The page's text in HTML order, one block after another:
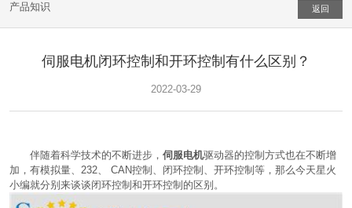
产品知识 返回
伺服电机闭环控制和开环控制有什么区别？
2022-03-29
伴随着科学技术的不断进步， 伺服电机驱动器的控制方式也在不断增
加，有模拟量、232、 CAN控制、闭环控制、开环控制等，那么今天星火
小编就分别来谈谈闭环控制和开环控制的区别。